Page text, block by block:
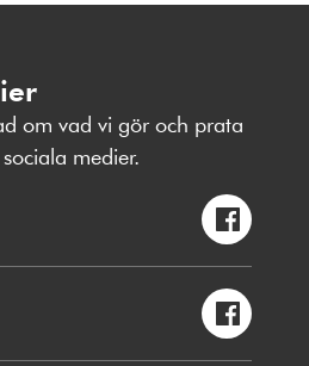
om vad vi gör och prata
medier.